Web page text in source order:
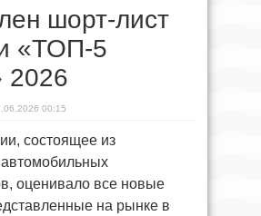
шорт-лист
«ТОП-5
00:15
состоящее из
автомобильных
оценивало все новые
на рынке в